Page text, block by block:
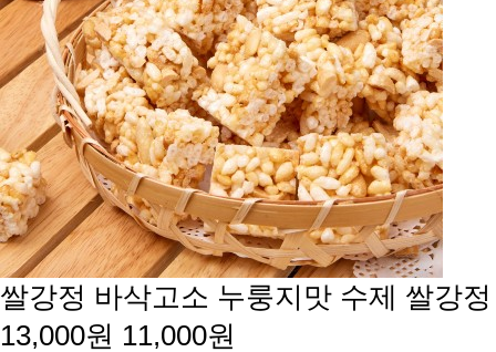
쌀강정 바삭고소 누룽지맛 수제 쌀강정
13,000원 11,000원